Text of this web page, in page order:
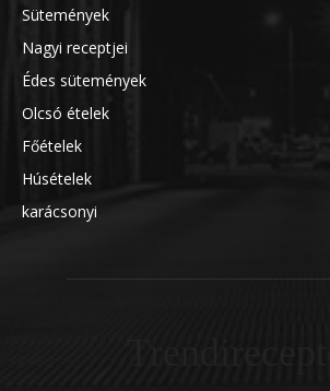
Sütemények
Nagyi receptjei
Édes sütemények
Olcsó ételek
Főételek
Húsételek
karácsonyi